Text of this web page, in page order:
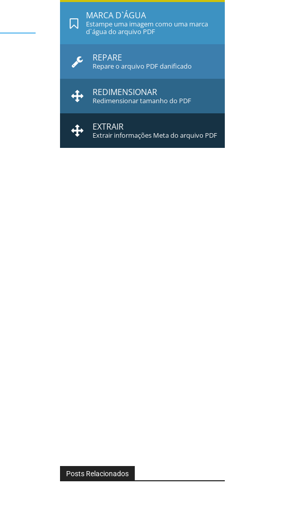
MARCA D`ÁGUA
Estampe uma imagem como uma marca
d`água do arquivo PDF
REPARE
Repare o arquivo PDF danificado
REDIMENSIONAR
Redimensionar tamanho do PDF
EXTRAIR
Extrair informações Meta do arquivo PDF
Posts Relacionados